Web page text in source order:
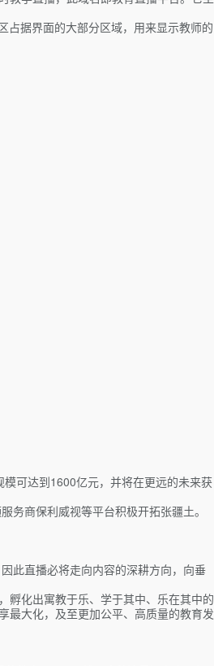
占据界面的大部分区域，用来显示教师的
可达到1600亿元，并将在更远的未来获
商保利威视等平台积极开拓张疆土。
此直播必将走向内容的深耕方向，向垂
孵化出寓教于乐、学于其中、乐在其中的
最大化，及至更加公平、高质量的教育发